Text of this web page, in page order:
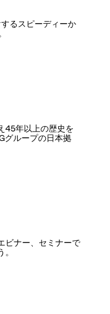
するスピーディーか
45年以上の歴史を
グループの日本拠
ビナー、セミナーで